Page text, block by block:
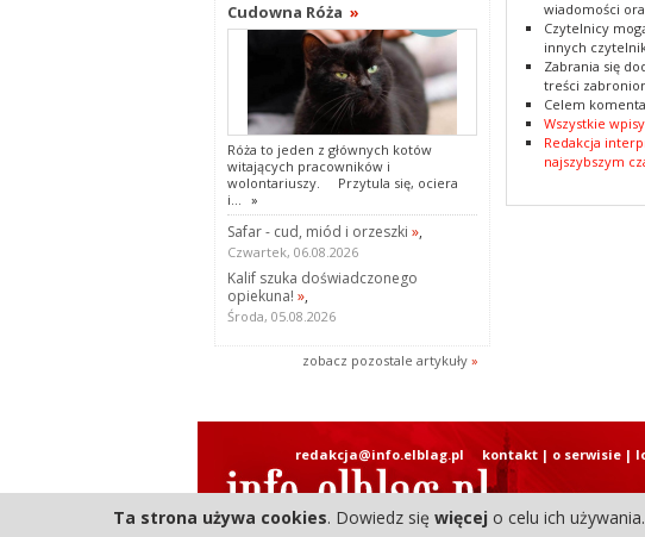
Cudowna Róża »
Róża to jeden z głównych kotów
witających pracowników i
wolontariuszy. Przytula się, ociera
i... »
Safar - cud, miód i orzeszki »,
Czwartek, 06.08.2026
Kalif szuka doświadczonego
opiekuna! »,
Środa, 05.08.2026
zobacz pozostale artykuły »
wiadomości
Czytelnicy
innych
Zabrania się
treści
Celem
Wszystkie
Redakcja
najszybszym
redakcja@info.elblag.pl kontakt| o serwisie|
Ta strona używa cookies. Dowiedz się więcej o celu ich